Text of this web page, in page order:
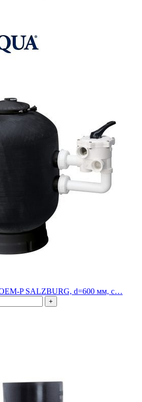
P SALZBURG, d=600 мм, с…
+